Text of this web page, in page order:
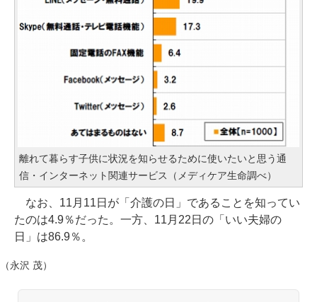
離れて暮らす子供に状況を知らせるために使いたいと思う通
信・インターネット関連サービス（メディケア生命調べ）
なお、11月11日が「介護の日」であることを知ってい
たのは4.9％だった。一方、11月22日の「いい夫婦の
日」は86.9％。
（永沢 茂）